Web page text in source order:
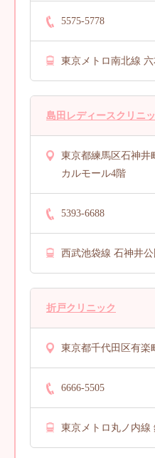
5575-5778
東京メトロ南北線
島田レディースクリニ
東京都練馬区石神井
カルモール4階
5393-6688
西武池袋線 石神井
折戸クリニック
東京都千代田区有楽
6666-5505
東京メトロ丸ノ内線